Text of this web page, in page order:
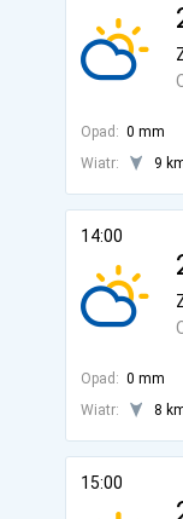
Opad: 0 mm
Wiatr:
9
14:00
Opad: 0 mm
Wiatr:
8
15:00